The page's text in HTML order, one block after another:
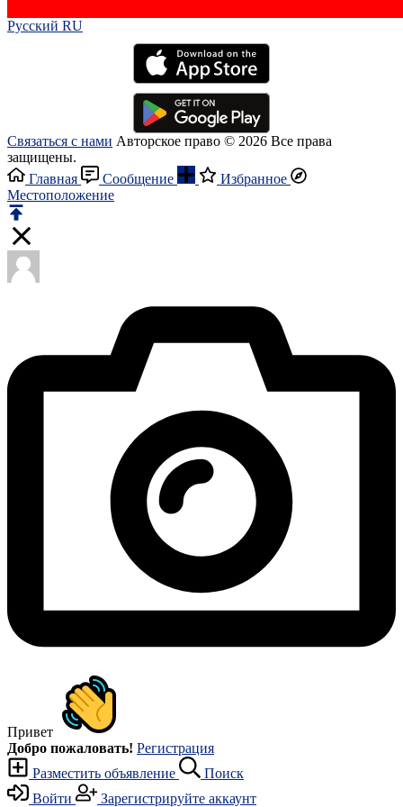
Русский RU‎
Связаться с нами Авторское право © 2026 Все права
защищены.
Главная
Сообщение
Избранное
Местоположение
Привет
Добро пожаловать! Регистрация
Разместить объявление
Поиск
Войти
Зарегистрируйте аккаунт